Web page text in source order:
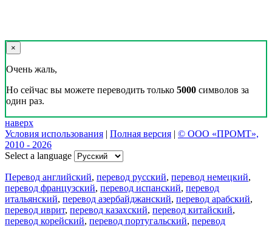
×
Очень жаль,
Но сейчас вы можете переводить только 5000 символов за
один раз.
наверх
Условия использования | Полная версия | © ООО «ПРОМТ»,
2010 - 2026
Select a language
Перевод английский, перевод русский, перевод немецкий,
перевод французский, перевод испанский, перевод
итальянский, перевод азербайджанский, перевод арабский,
перевод иврит, перевод казахский, перевод китайский,
перевод корейский, перевод португальский, перевод